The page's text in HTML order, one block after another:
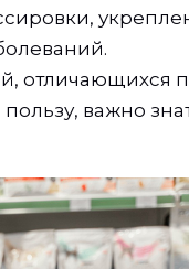
отличающихся
важно